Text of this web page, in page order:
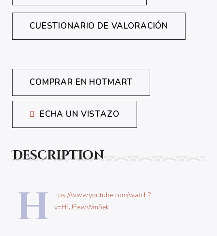
CUESTIONARIO DE VALORACIÓN
COMPRAR EN HOTMART
ECHA UN VISTAZO
Description
h
ttps://www.youtube.com/watch?
v=HfUEewWm5ek